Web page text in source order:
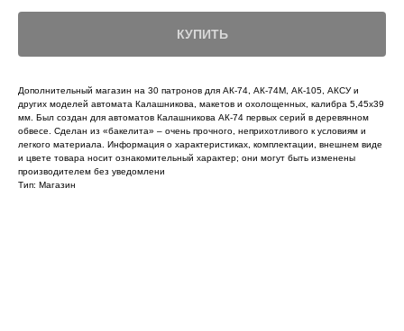
КУПИТЬ
Дополнительный магазин на 30 патронов для АК-74, АК-74М, АК-105, АКСУ и
других моделей автомата Калашникова, макетов и охолощенных, калибра 5,45х39
мм. Был создан для автоматов Калашникова АК-74 первых серий в деревянном
обвесе. Сделан из «бакелита» – очень прочного, неприхотливого к условиям и
легкого материала. Информация о характеристиках, комплектации, внешнем виде
и цвете товара носит ознакомительный характер; они могут быть изменены
производителем без уведомлени
Тип: Магазин